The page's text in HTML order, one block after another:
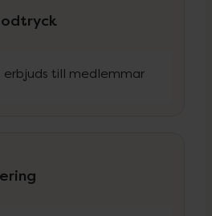
erbjuds till medlemmar